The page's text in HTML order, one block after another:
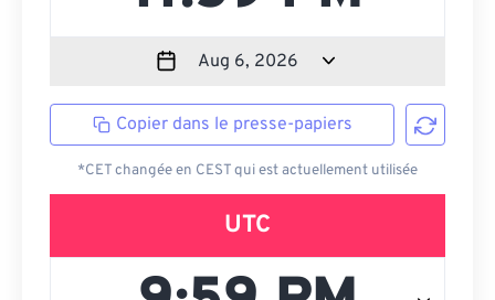
Copier dans le presse-papiers
*CET changée en CEST qui est actuellement utilisée
UTC